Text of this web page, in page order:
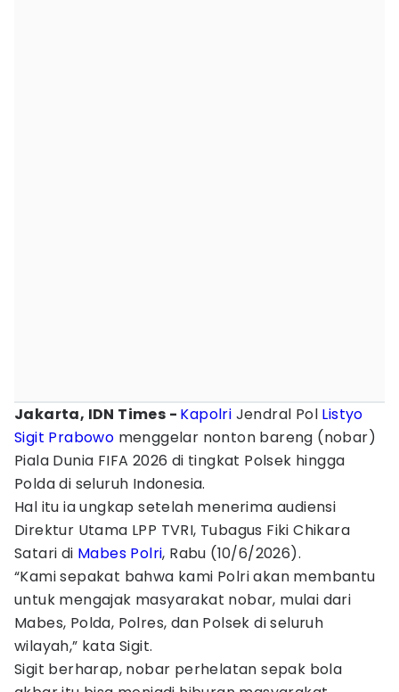
Jakarta, IDN Times - Kapolri Jendral Pol Listyo
Sigit Prabowo menggelar nonton bareng (nobar)
Piala Dunia FIFA 2026 di tingkat Polsek hingga
Polda di seluruh Indonesia.
Hal itu ia ungkap setelah menerima audiensi
Direktur Utama LPP TVRI, Tubagus Fiki Chikara
Satari di Mabes Polri, Rabu (10/6/2026).
“Kami sepakat bahwa kami Polri akan membantu
untuk mengajak masyarakat nobar, mulai dari
Mabes, Polda, Polres, dan Polsek di seluruh
wilayah,” kata Sigit.
Sigit berharap, nobar perhelatan sepak bola